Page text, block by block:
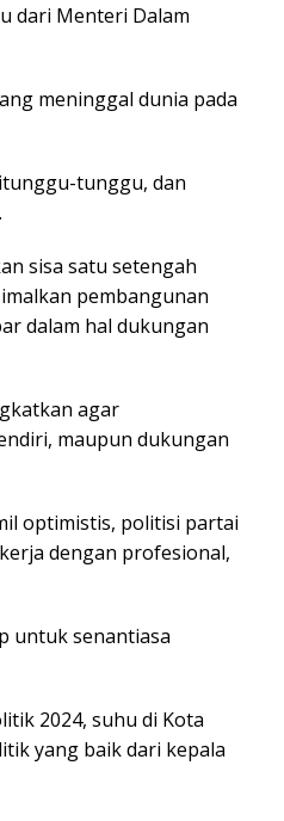
dari Menteri Dalam
meninggal dunia pada
tunggu, dan
sisa satu setengah
pembangunan
dalam hal dukungan
agar
maupun dukungan
optimistis, politisi partai
dengan profesional,
untuk senantiasa
2024, suhu di Kota
yang baik dari kepala